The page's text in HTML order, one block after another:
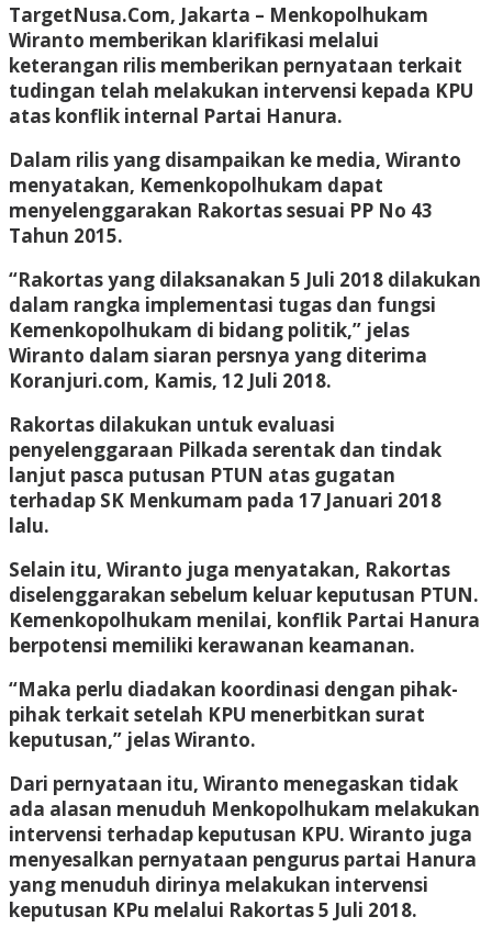
TargetNusa.Com, Jakarta – Menkopolhukam
Wiranto memberikan klarifikasi melalui
keterangan rilis memberikan pernyataan terkait
tudingan telah melakukan intervensi kepada KPU
atas konflik internal Partai Hanura.
Dalam rilis yang disampaikan ke media, Wiranto
menyatakan, Kemenkopolhukam dapat
menyelenggarakan Rakortas sesuai PP No 43
Tahun 2015.
“Rakortas yang dilaksanakan 5 Juli 2018 dilakukan
dalam rangka implementasi tugas dan fungsi
Kemenkopolhukam di bidang politik,” jelas
Wiranto dalam siaran persnya yang diterima
Koranjuri.com, Kamis, 12 Juli 2018.
Rakortas dilakukan untuk evaluasi
penyelenggaraan Pilkada serentak dan tindak
lanjut pasca putusan PTUN atas gugatan
terhadap SK Menkumam pada 17 Januari 2018
lalu.
Selain itu, Wiranto juga menyatakan, Rakortas
diselenggarakan sebelum keluar keputusan PTUN.
Kemenkopolhukam menilai, konflik Partai Hanura
berpotensi memiliki kerawanan keamanan.
“Maka perlu diadakan koordinasi dengan pihak-
pihak terkait setelah KPU menerbitkan surat
keputusan,” jelas Wiranto.
Dari pernyataan itu, Wiranto menegaskan tidak
ada alasan menuduh Menkopolhukam melakukan
intervensi terhadap keputusan KPU. Wiranto juga
menyesalkan pernyataan pengurus partai Hanura
yang menuduh dirinya melakukan intervensi
keputusan KPu melalui Rakortas 5 Juli 2018.